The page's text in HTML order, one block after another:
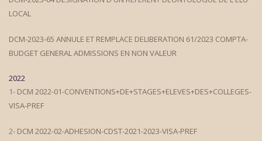
LOCAL
DCM-2023-65 ANNULE ET REMPLACE DELIBERATION 61/2023 COMPTA-
BUDGET GENERAL ADMISSIONS EN NON VALEUR
2022
1- DCM 2022-01-CONVENTIONS+DE+STAGES+ELEVES+DES+COLLEGES-
VISA-PREF
2- DCM 2022-02-ADHESION-CDST-2021-2023-VISA-PREF